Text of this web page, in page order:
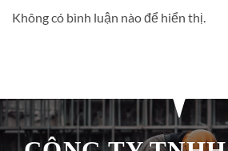
Không có bình luận nào để hiển thị.